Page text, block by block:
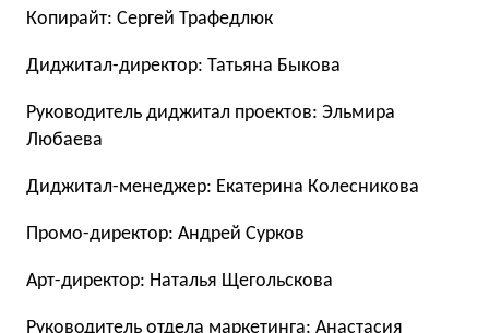
Копирайт: Сергей Трафедлюк
Диджитал-директор: Татьяна Быкова
Руководитель диджитал проектов: Эльмира
Любаева
Диджитал-менеджер: Екатерина Колесникова
Промо-директор: Андрей Сурков
Арт-директор: Наталья Щегольскова
Руководитель отдела маркетинга: Анастасия